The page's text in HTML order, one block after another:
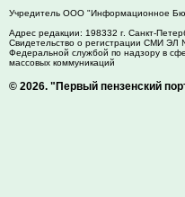
Учредитель ООО "Информационное
Адрес редакции: 198332 г. Санкт-
Свидетельство о регистрации СМИ
Федеральной службой по надзору в
массовых коммуникаций
© 2026. "Первый пензенский